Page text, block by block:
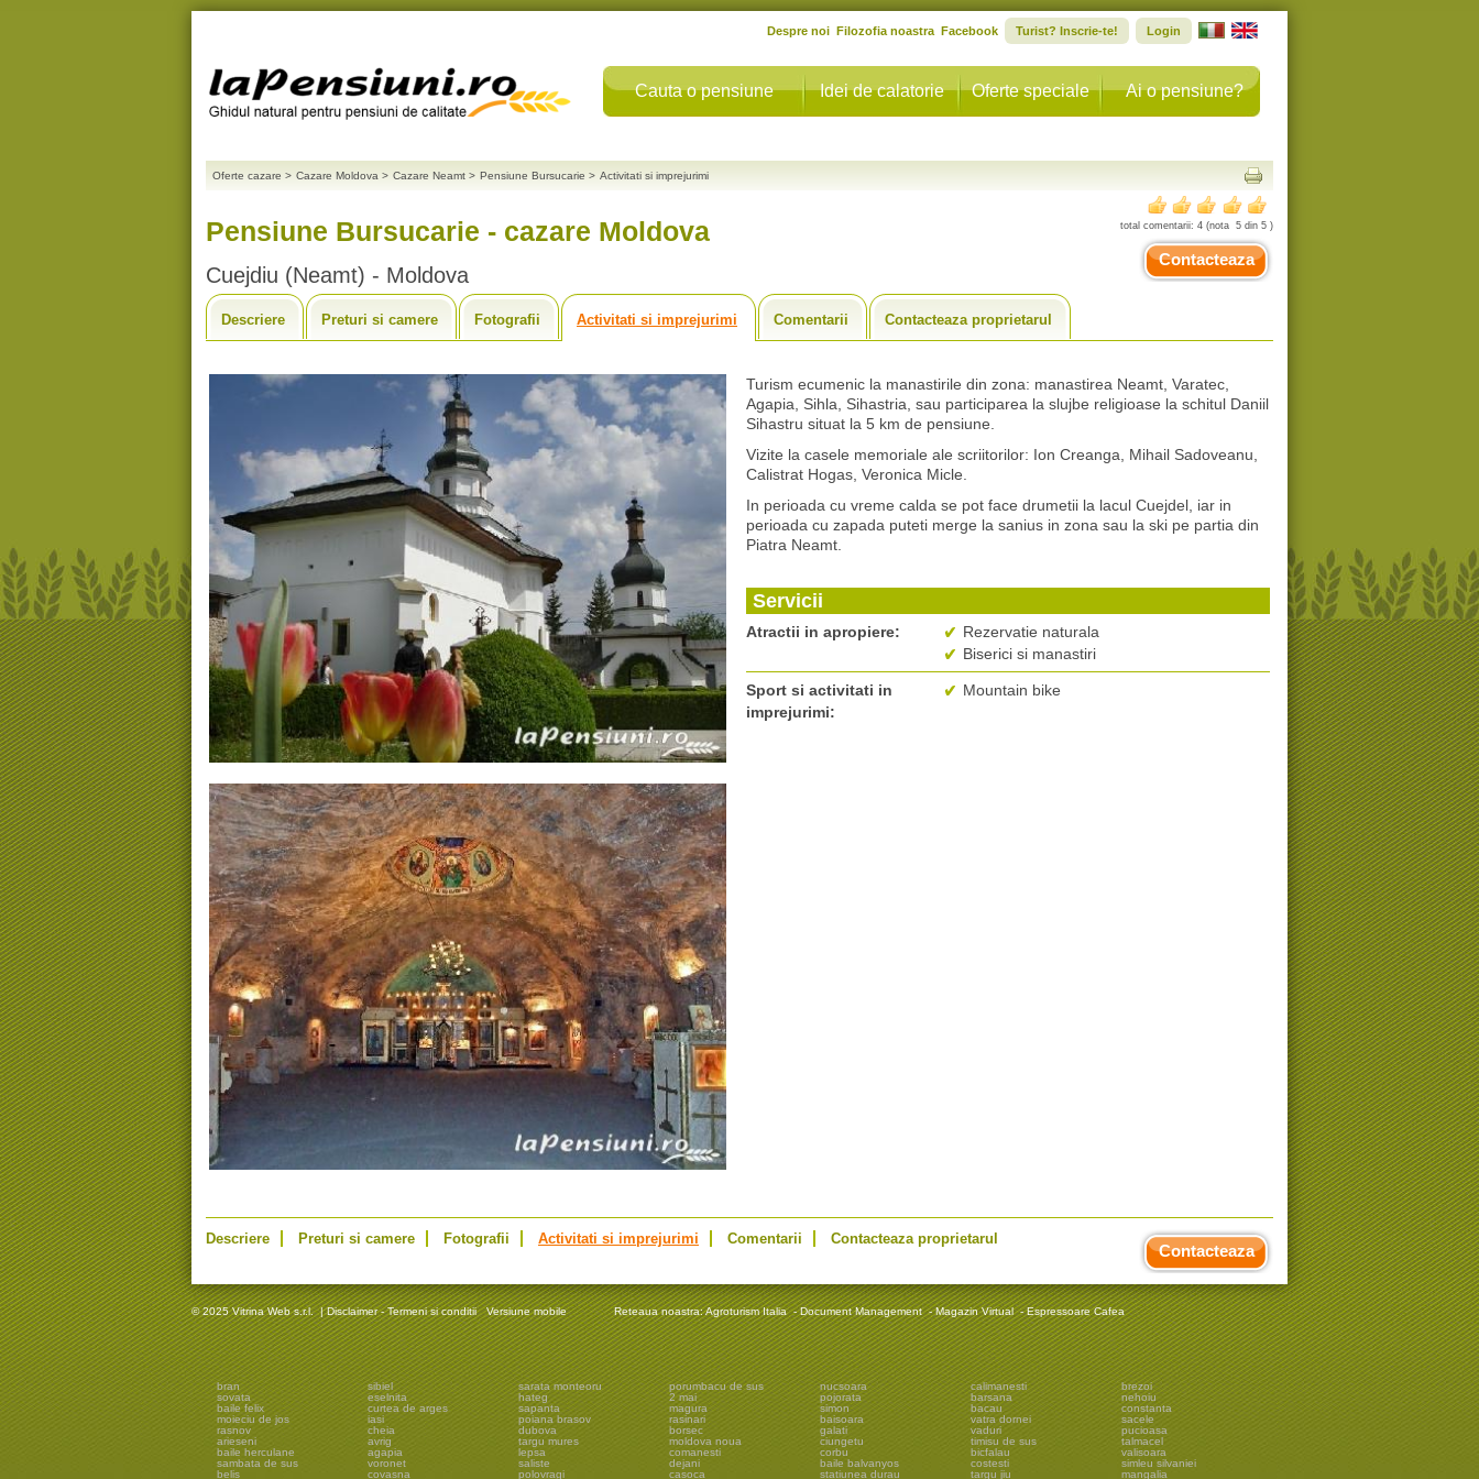
Cauta o pensiune Idei de calatorie Oferte speciale Ai o pensiune?
Despre noi Filozofia noastra Facebook Turist? Inscrie-te! Login
Oferte cazare > Cazare Moldova > Cazare Neamt > Pensiune Bursucarie > Activitati si imprejurimi
Pensiune Bursucarie - cazare Moldova
Cuejdiu (Neamt) - Moldova
total comentarii: 4 (nota 5 din 5 )
Contacteaza
Descriere Preturi si camere Fotografii Activitati si imprejurimi Comentarii Contacteaza proprietarul
Turism ecumenic la manastirile din zona: manastirea Neamt, Varatec,
Agapia, Sihla, Sihastria, sau participarea la slujbe religioase la schitul Daniil
Sihastru situat la 5 km de pensiune.
Vizite la casele memoriale ale scriitorilor: Ion Creanga, Mihail Sadoveanu,
Calistrat Hogas, Veronica Micle.
In perioada cu vreme calda se pot face drumetii la lacul Cuejdel, iar in
perioada cu zapada puteti merge la sanius in zona sau la ski pe partia din
Piatra Neamt.
Servicii
Atractii in apropiere:
Rezervatie naturala
Biserici si manastiri
Sport si activitati in
imprejurimi:
Mountain bike
Descriere Preturi si camere Fotografii Activitati si imprejurimi Comentarii Contacteaza proprietarul
Contacteaza
© 2025 Vitrina Web s.r.l. |Disclaimer - Termeni si conditii Versiune mobile Reteaua noastra:Agroturism Italia -Document Management -Magazin Virtual -Espressoare Cafea
bran
sovata
baile felix
moieciu de jos
rasnov
arieseni
baile herculane
sambata de sus
belis
sibiel
eselnita
curtea de arges
iasi
cheia
avrig
agapia
voronet
covasna
sarata monteoru
hateg
sapanta
poiana brasov
dubova
targu mures
lepsa
saliste
polovragi
porumbacu de sus
2 mai
magura
rasinari
borsec
moldova noua
comanesti
dejani
casoca
nucsoara
pojorata
simon
baisoara
galati
ciungetu
corbu
baile balvanyos
statiunea durau
calimanesti
barsana
bacau
vatra dornei
vaduri
timisu de sus
bicfalau
costesti
targu jiu
brezoi
nehoiu
constanta
sacele
pucioasa
talmacel
valisoara
simleu silvaniei
mangalia